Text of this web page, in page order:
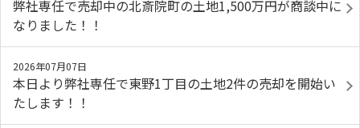
弊社専任で売却中の北斎院町の土地1,500万円が商談中に
なりました！！
2026年07月07日
本日より弊社専任で東野1丁目の土地2件の売却を開始い
たします！！